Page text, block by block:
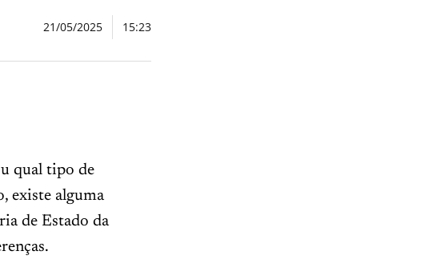
21/05/2025 15:23
qual tipo de
existe alguma
de Estado da